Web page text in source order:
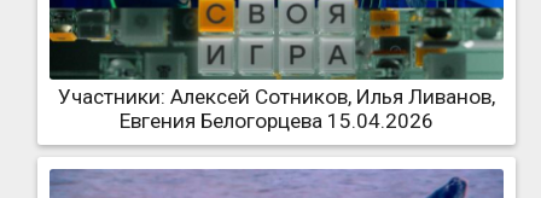
Участники: Алексей Сотников, Илья Ливанов,
Евгения Белогорцева 15.04.2026